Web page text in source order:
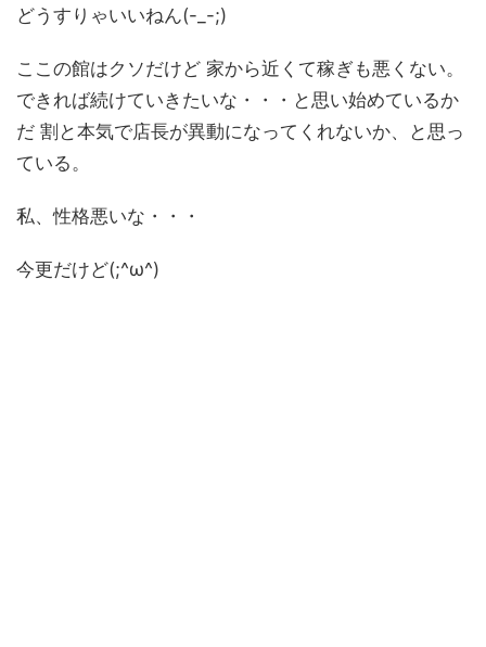
どうすりゃいいねん(-_-;)
ここの館はクソだけど 家から近くて稼ぎも悪くない。
できれば続けていきたいな・・・と思い始めているか
だ 割と本気で店長が異動になってくれないか、と思っ
ている。
私、性格悪いな・・・
今更だけど(;^ω^)